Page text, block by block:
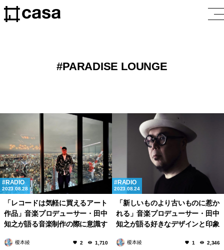
PARADISE LOUNGE
RADIO
2023.08.28
「レコードは気軽に買えるアート
作品」音楽プロデューサー・田中
知之が語る音楽制作の際に意識す
ムについて
榎本綾 2 1,710
RADIO
2023.08.24
「新しいものより古いものに惹か
れる」音楽プロデューサー・田中
知之が語る好きなデザインと印象
榎本綾 1 2,346